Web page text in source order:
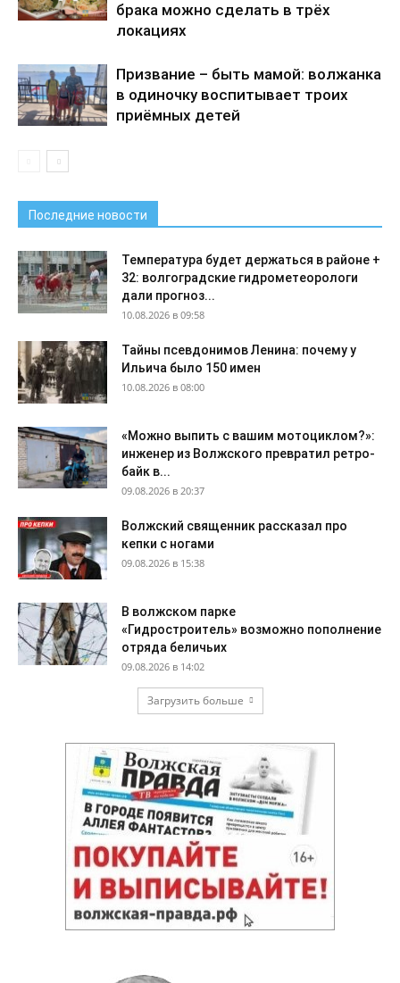
брака можно сделать в трёх
локациях
Призвание – быть мамой: волжанка
в одиночку воспитывает троих
приёмных детей
Последние новости
Температура будет держаться в районе +
32: волгоградские гидрометеорологи
дали прогноз...
10.08.2026 в 09:58
Тайны псевдонимов Ленина: почему у
Ильича было 150 имен
10.08.2026 в 08:00
«Можно выпить с вашим мотоциклом?»:
инженер из Волжского превратил ретро-
байк в...
09.08.2026 в 20:37
Волжский священник рассказал про
кепки с ногами
09.08.2026 в 15:38
В волжском парке
«Гидростроитель» возможно пополнение
отряда беличьих
09.08.2026 в 14:02
Загрузить больше